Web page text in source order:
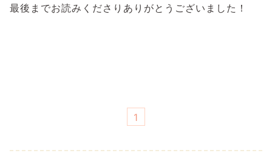
最後までお読みくださりありがとうございました！
1